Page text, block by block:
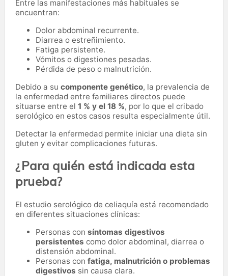
Entre las manifestaciones más habituales se
encuentran:
Dolor abdominal recurrente.
Diarrea o estreñimiento.
Fatiga persistente.
Vómitos o digestiones pesadas.
Pérdida de peso o malnutrición.
Debido a su componente genético, la prevalencia de
la enfermedad entre familiares directos puede
situarse entre el 1 % y el 18 %, por lo que el cribado
serológico en estos casos resulta especialmente útil.
Detectar la enfermedad permite iniciar una dieta sin
gluten y evitar complicaciones futuras.
¿Para quién está indicada esta
prueba?
El estudio serológico de celiaquía está recomendado
en diferentes situaciones clínicas:
Personas con síntomas digestivos
persistentes como dolor abdominal, diarrea o
distensión abdominal.
Personas con fatiga, malnutrición o problemas
digestivos sin causa clara.